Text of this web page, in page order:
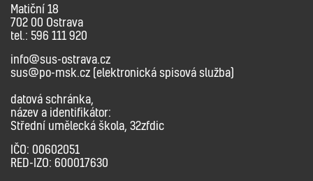
Matiční 18
702 00 Ostrava
tel.: 596 111 920
info@sus-ostrava.cz
sus@po-msk.cz (elektronická spisová služba)
datová schránka,
název a identifikátor:
Střední umělecká škola, 32zfdic
IČO: 00602051
RED-IZO: 600017630